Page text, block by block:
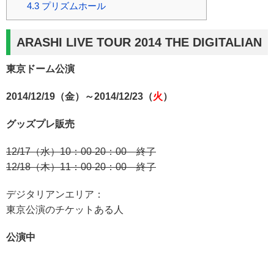
4.3プリズムホール
ARASHI LIVE TOUR 2014 THE DIGITALIAN
東京ドーム公演
2014/12/19（金）～2014/12/23（火）
グッズプレ販売
12/17（水）10：00-20：00 終了
12/18（木）11：00-20：00 終了
デジタリアンエリア：
東京公演のチケットある人
公演中